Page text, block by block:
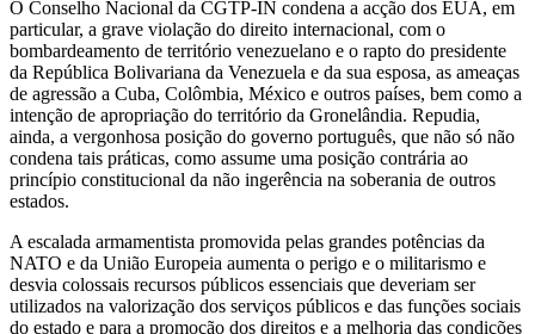
O Conselho Nacional da CGTP-IN condena a acção dos EUA, em
particular, a grave violação do direito internacional, com o
bombardeamento de território venezuelano e o rapto do presidente
da República Bolivariana da Venezuela e da sua esposa, as ameaças
de agressão a Cuba, Colômbia, México e outros países, bem como a
intenção de apropriação do território da Gronelândia. Repudia,
ainda, a vergonhosa posição do governo português, que não só não
condena tais práticas, como assume uma posição contrária ao
princípio constitucional da não ingerência na soberania de outros
estados.
A escalada armamentista promovida pelas grandes potências da
NATO e da União Europeia aumenta o perigo e o militarismo e
desvia colossais recursos públicos essenciais que deveriam ser
utilizados na valorização dos serviços públicos e das funções sociais
do estado e para a promoção dos direitos e a melhoria das condições